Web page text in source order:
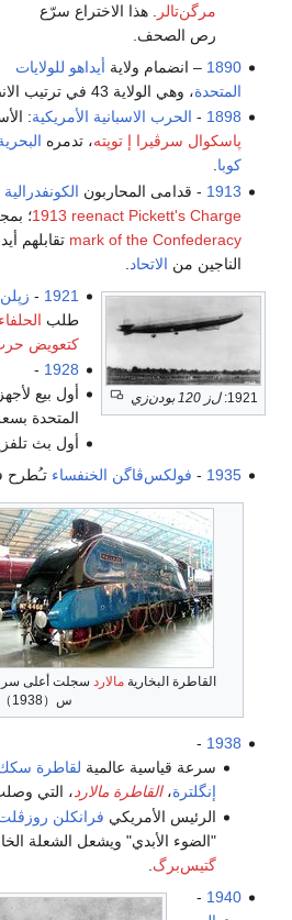
مرگن‌تالر
. هذا الاختراع سرّع
رص الصحف.
1890 – انضمام ولاية أيداهو للولايات
المتحدة، وهي الولاية 43 في ترتيب الانضمام.
1898
- الحرب الاسبانية الأمريكية:
پاسكوال سرڤيرا إ توپته، تدمره
كوبا
1913 - قدامى المحاربون الكونفدرالية
1913 reenact Pickett's Charge ؛
mark of the Confederacy تقابلهم
الناجين من الاتحاد
1921: ل‌ز 120 بودن‌زي
1921
- زپلن ل‌ز
طلب الحلفاء
كتعويض
1928
-
أول بيع
المتحدة بسعر 75 دولار
أول بث
1935
- فولكس‌ڤاگن الخنفساء تـُطرح
القاطرة البخاريةمالارد
س（1938）
1938
-
سرعة قياسية عالمية لقاطرة سكك
إنگلترة،القاطرة مالارد، التي وصلت
الرئيس الأمريكي فرانكلن
"الضوء الأبدي" ويشعل الشعلة
گتيس‌برگ
1940
-